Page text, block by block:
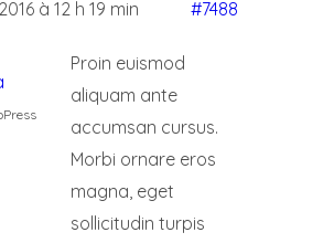
à 12 h 19 min #7488
Proin euismod
aliquam ante
accumsan cursus.
Morbi ornare eros
magna, eget
sollicitudin turpis